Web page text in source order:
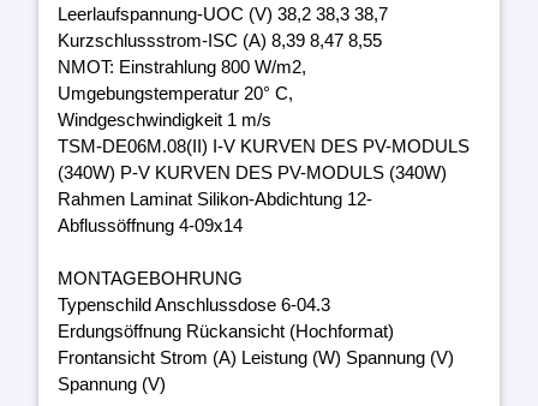
Leerlaufspannung-UOC (V) 38,2 38,3 38,7
Kurzschlussstrom-ISC (A) 8,39 8,47 8,55
NMOT: Einstrahlung 800 W/m2,
Umgebungstemperatur 20° C,
Windgeschwindigkeit 1 m/s
TSM-DE06M.08(II) I-V KURVEN DES PV-MODULS
(340W) P-V KURVEN DES PV-MODULS (340W)
Rahmen Laminat Silikon-Abdichtung 12-
Abflussöffnung 4-09x14
MONTAGEBOHRUNG
Typenschild Anschlussdose 6-04.3
Erdungsöffnung Rückansicht (Hochformat)
Frontansicht Strom (A) Leistung (W) Spannung (V)
Spannung (V)